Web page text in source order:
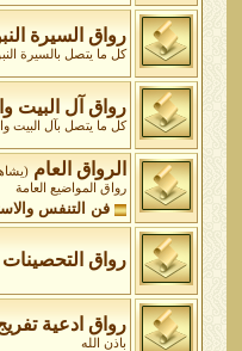
رواق السيرة
كل ما يتصل بالسيرة
رواق آل البيت
كل ما يتصل بآل البيت
الرواق العام (يشاهده
رواق المواضيع العامة
فن التنفس
رواق التحصينات
رواق ادعية
باذن الله